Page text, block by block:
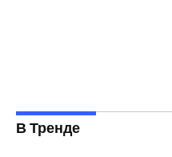
В Тренде